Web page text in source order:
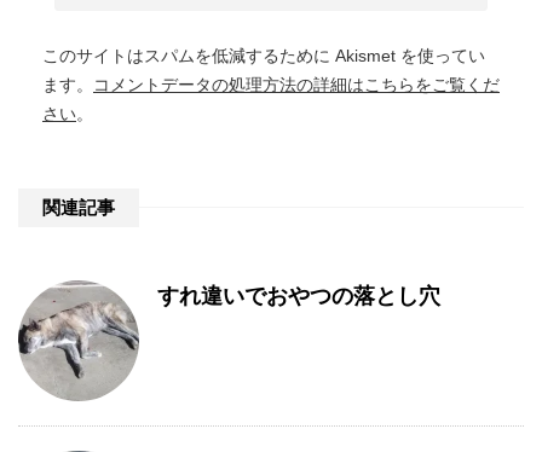
このサイトはスパムを低減するために Akismet を使ってい
ます。
コメントデータの処理方法の詳細はこちらをご覧くだ
さい。
関連記事
すれ違いでおやつの落とし穴